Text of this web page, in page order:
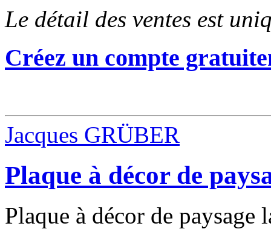
Le détail des ventes est
Créez un compte
Jacques GRÜBER
Plaque à décor de
Plaque à décor de paysage